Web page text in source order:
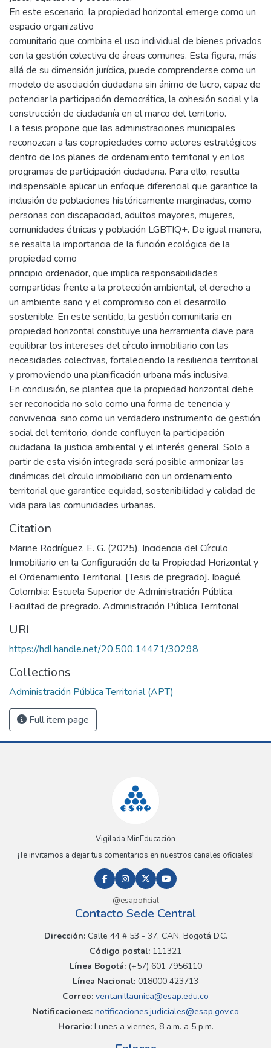
En este escenario, la propiedad horizontal emerge como un
espacio organizativo
comunitario que combina el uso individual de bienes privados
con la gestión colectiva de áreas comunes. Esta figura, más
allá de su dimensión jurídica, puede comprenderse como un
modelo de asociación ciudadana sin ánimo de lucro, capaz de
potenciar la participación democrática, la cohesión social y la
construcción de ciudadanía en el marco del territorio.
La tesis propone que las administraciones municipales
reconozcan a las copropiedades como actores estratégicos
dentro de los planes de ordenamiento territorial y en los
programas de participación ciudadana. Para ello, resulta
indispensable aplicar un enfoque diferencial que garantice la
inclusión de poblaciones históricamente marginadas, como
personas con discapacidad, adultos mayores, mujeres,
comunidades étnicas y población LGBTIQ+. De igual manera,
se resalta la importancia de la función ecológica de la
propiedad como
principio ordenador, que implica responsabilidades
compartidas frente a la protección ambiental, el derecho a
un ambiente sano y el compromiso con el desarrollo
sostenible. En este sentido, la gestión comunitaria en
propiedad horizontal constituye una herramienta clave para
equilibrar los intereses del círculo inmobiliario con las
necesidades colectivas, fortaleciendo la resiliencia territorial
y promoviendo una planificación urbana más inclusiva.
En conclusión, se plantea que la propiedad horizontal debe
ser reconocida no solo como una forma de tenencia y
convivencia, sino como un verdadero instrumento de gestión
social del territorio, donde confluyen la participación
ciudadana, la justicia ambiental y el interés general. Solo a
partir de esta visión integrada será posible armonizar las
dinámicas del círculo inmobiliario con un ordenamiento
territorial que garantice equidad, sostenibilidad y calidad de
vida para las comunidades urbanas.
Citation
Marine Rodríguez, E. G. (2025). Incidencia del Círculo
Inmobiliario en la Configuración de la Propiedad Horizontal y
el Ordenamiento Territorial. [Tesis de pregrado]. Ibagué,
Colombia: Escuela Superior de Administración Pública.
Facultad de pregrado. Administración Pública Territorial
URI
https://hdl.handle.net/20.500.14471/30298
Collections
Administración Pública Territorial (APT)
Full item page
Vigilada MinEducación
¡Te invitamos a dejar tus comentarios en nuestros canales oficiales!
@esapoficial
Contacto Sede Central
Dirección:Calle 44 # 53 - 37, CAN, Bogotá D.C.
Código postal: 111321
Línea Bogotá:(+57) 601 7956110
Línea Nacional: 018000 423713
Correo: ventanillaunica@esap.edu.co
Notificaciones:notificaciones.judiciales@esap.gov.co
Horario:Lunes a viernes, 8 a.m. a 5 p.m.